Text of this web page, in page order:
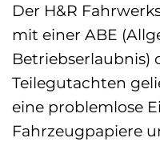
Der H&R
mit einer ABE
Betriebserlaubnis)
Teilegutachten
eine problemlose
Fahrzeugpapiere